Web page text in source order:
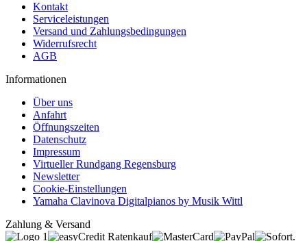
Kontakt
Serviceleistungen
Versand und Zahlungsbedingungen
Widerrufsrecht
AGB
Informationen
Über uns
Anfahrt
Öffnungszeiten
Datenschutz
Impressum
Virtueller Rundgang Regensburg
Newsletter
Cookie-Einstellungen
Yamaha Clavinova Digitalpianos by Musik Wittl
Zahlung & Versand